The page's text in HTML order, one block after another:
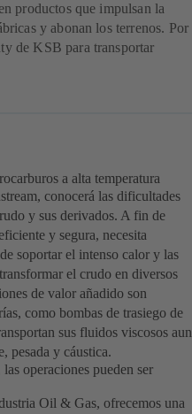
productos que impulsan la
y abonan los terrenos. Por
de KSB para transportar
a alta temperatura
conocerá las dificultades
y sus derivados. A fin de
y segura, necesita
soportar el intenso calor y las
el crudo en diversos
de valor añadido son
como bombas de trasiego de
sus fluidos viscosos aun
pesada y cáustica.
operaciones pueden ser
Oil & Gas, ofrecemos una